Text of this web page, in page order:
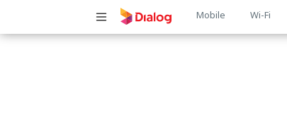
Main
Mobile Wi-Fi